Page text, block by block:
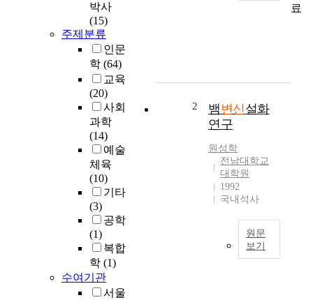
박사
(15)
주제분류
인문
학 (64)
교육
(20)
사회
과학
(14)
예술
체육
(10)
기타
(3)
공학
(1)
복합
학 (1)
수여기관
서울
2 뱀 변신설화
연구
원성학
전남대학교
대학원
1992
국내석사
원문
보기
료